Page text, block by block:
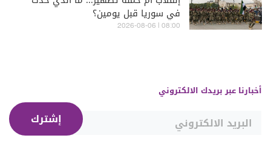
في سوريا قبل يومين؟
08:00 | 2026-08-06
أخبارنا عبر بريدك الالكتروني
إشترك